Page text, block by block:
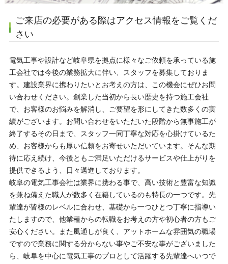
ご来店の必要がある際はアクセス情報をご覧くだ
さい
電気工事や設計など岐阜県を拠点に様々なご依頼を承っている施
工会社では今後の業務拡大に伴い、スタッフを募集しておりま
す。建設業界に携わりたいとお考えの方は、この機会にぜひお問
い合わせください。 創業した当初から長い歴史を持つ施工会社
で、お客様のお悩みを解消し、ご要望を形にしてきた数多くの実
績がございます。お問い合わせをいただいた段階から無事施工が
終了するその日まで、スタッフ一同丁寧な対応を心掛けているた
め、お客様からも厚い信頼をお寄せいただいています。そんな期
待に応え続け、今後ともご満足いただけるサービスや仕上がりを
提供できるよう、日々邁進しております。
岐阜の電気工事会社は業界に携わる事で、高い技術と豊富な知識
を兼ね備えた職人が数多く在籍しているのも特長の一つです。先
輩達が皆様のレベルに合わせ、基礎から一つひとつ丁寧に指導い
たしますので、他業種からの転職をお考えの方や初心者の方もご
安心ください。また風通しが良く、アットホームな雰囲気の職場
ですので業務に関する分からない事やご不安な事がございました
ら、岐阜を中心に電気工事のプロとして活躍する先輩達へいつで